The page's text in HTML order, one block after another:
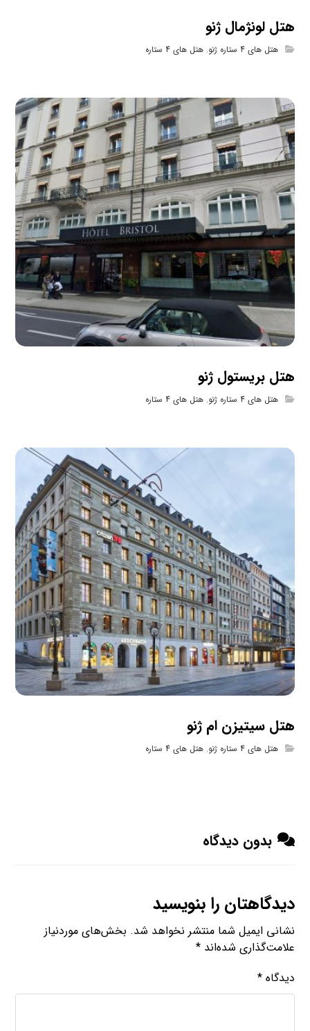
هتل لونژمال ژنو
هتل های 4 ستاره ژنو ,هتل های 4 ستاره
هتل بریستول ژنو
هتل های 4 ستاره ژنو ,هتل های 4 ستاره
هتل سیتیزن ام ژنو
هتل های 4 ستاره ژنو ,هتل های 4 ستاره
بدون دیدگاه
دیدگاهتان را بنویسید
نشانی ایمیل شما منتشر نخواهد شد. بخش‌های موردنیاز
علامت‌گذاری شده‌اند*
دیدگاه*